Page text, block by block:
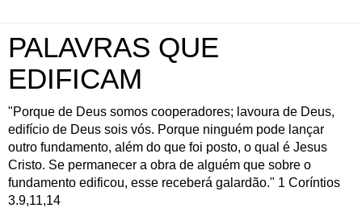
PALAVRAS QUE
EDIFICAM
"Porque de Deus somos cooperadores; lavoura de Deus,
edifício de Deus sois vós. Porque ninguém pode lançar
outro fundamento, além do que foi posto, o qual é Jesus
Cristo. Se permanecer a obra de alguém que sobre o
fundamento edificou, esse receberá galardão." 1 Coríntios
3.9,11,14